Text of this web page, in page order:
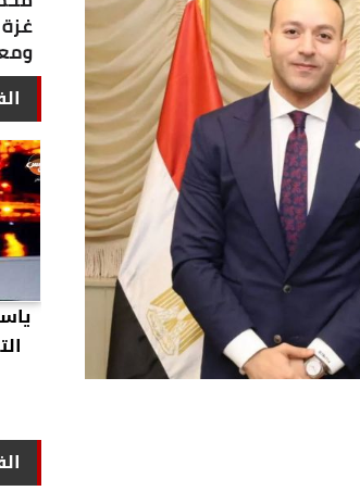
أستاذ كيمياء حيوية: غلي اللبن السايب
في المنازل لا يقضي على الأمراض...